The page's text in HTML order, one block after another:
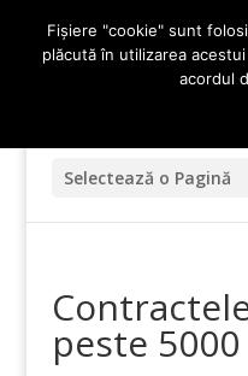
Selectează o Pagină
peste
Fișiere "cookie" sunt
plăcută în utilizarea
acordul